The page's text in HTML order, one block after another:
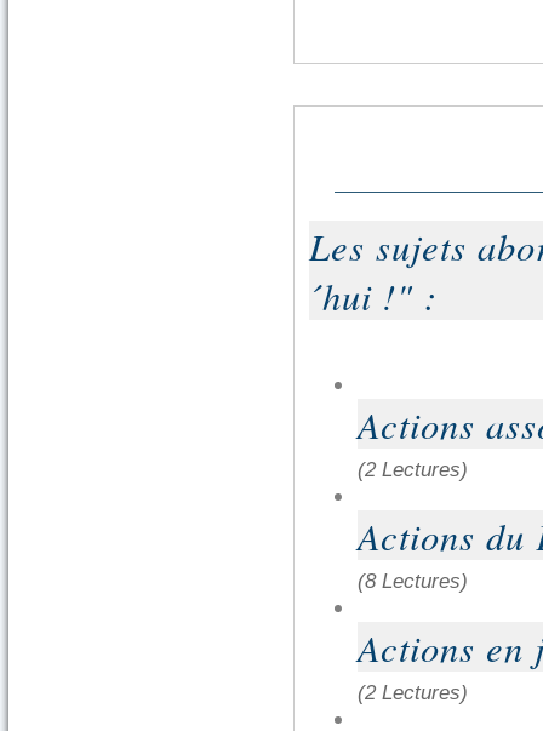
Les sujets
´hui !" :
Actions
(2 Lectures)
Actions du
(8 Lectures)
Actions en
(2 Lectures)